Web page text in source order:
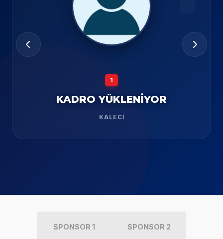
1
KADRO YÜKLENİYOR
KALECI
SPONSOR 1 SPONSOR 2